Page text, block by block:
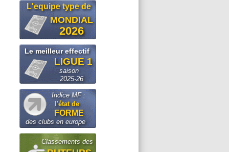
L'equipe type de
MONDIAL
2026
Le meilleur effectif
LIGUE 1
saison
2025-26
Indice MF :
l'état de
FORME
des clubs en europe
Classements des